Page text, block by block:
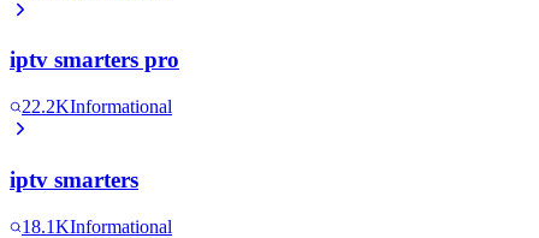
iptv smarters pro
22.2KInformational
iptv smarters
18.1KInformational